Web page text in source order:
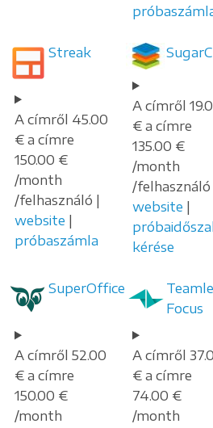
Streak
A címről 45.00
€ a címre
150.00 €
/month
/felhasználó |
website |
próbaszámla
A címről
€ a címre
135.00 €
/month
/felhasználó
website |
kérése
SuperOffice
A címről 52.00
€ a címre
150.00 €
/month
Focus
A címről
€ a címre
74.00 €
/month